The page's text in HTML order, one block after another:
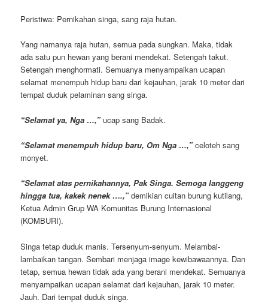
Peristiwa: Pernikahan singa, sang raja hutan.
Yang namanya raja hutan, semua pada sungkan. Maka, tidak
ada satu pun hewan yang berani mendekat. Setengah takut.
Setengah menghormati. Semuanya menyampaikan ucapan
selamat menempuh hidup baru dari kejauhan, jarak 10 meter dari
tempat duduk pelaminan sang singa.
“Selamat ya, Nga …,” ucap sang Badak.
“Selamat menempuh hidup baru, Om Nga …,” celoteh sang
monyet.
“Selamat atas pernikahannya, Pak Singa. Semoga langgeng
hingga tua, kakek nenek ….,” demikian cuitan burung kutilang,
Ketua Admin Grup WA Komunitas Burung Internasional
(KOMBURI).
Singa tetap duduk manis. Tersenyum-senyum. Melambai-
lambaikan tangan. Sembari menjaga image kewibawaannya. Dan
tetap, semua hewan tidak ada yang berani mendekat. Semuanya
menyampaikan ucapan selamat dari kejauhan, jarak 10 meter.
Jauh. Dari tempat duduk singa.